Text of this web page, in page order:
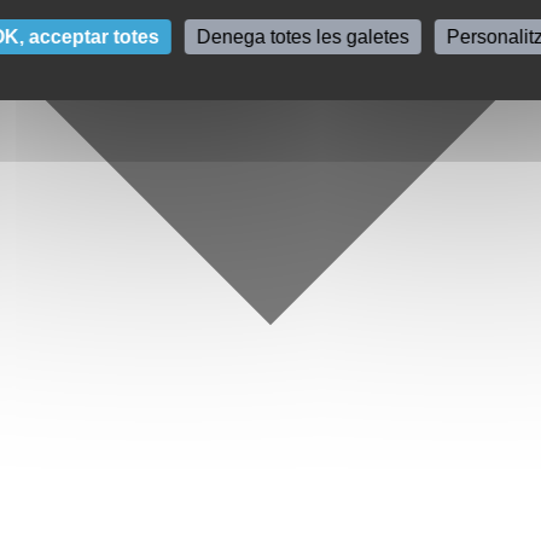
acceptar totes Denega totes les galetes